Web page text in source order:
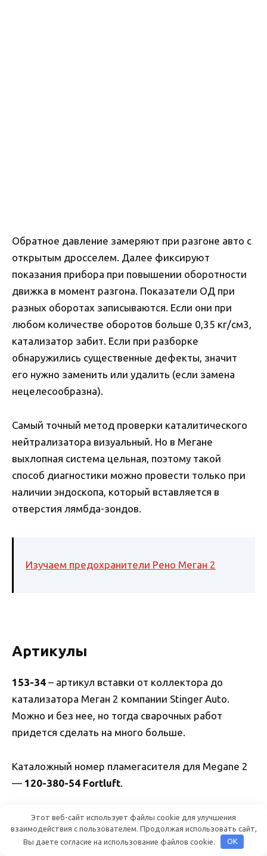
Обратное давление замеряют при разгоне авто с
открытым дросселем. Далее фиксируют
показания прибора при повышении оборотности
движка в момент разгона. Показатели ОД при
разных оборотах записываются. Если они при
любом количестве оборотов больше 0,35 кг/см3,
катализатор забит. Если при разборке
обнаружились существенные дефекты, значит
его нужно заменить или удалить (если замена
нецелесообразна).
Самый точный метод проверки каталитического
нейтрализатора визуальный. Но в Мегане
выхлопная система цельная, поэтому такой
способ диагностики можно провести только при
наличии эндоскопа, который вставляется в
отверстия лямбда-зондов.
Изучаем предохранители Рено Меган 2
Артикулы
153-34 – артикул вставки от коллектора до
катализатора Меган 2 компании Stinger Auto.
Можно и без нее, но тогда сварочных работ
придется сделать на много больше.
Каталожный номер пламегасителя для Megane 2
— 120-380-54 Fortluft.
Этот веб-сайт использует файлы cookie для улучшения
взаимодействия с пользователем. Продолжая использовать сайт,
Вы даете согласие на использование файлов cookie.
OK